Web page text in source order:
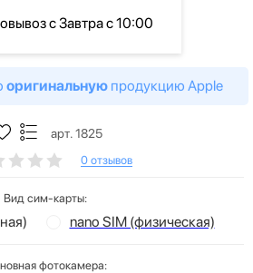
с Завтра с 10:00
оригинальную продукцию Apple
арт. 1825
0 отзывов
Вид сим-карты:
nano SIM (физическая)
фотокамера: